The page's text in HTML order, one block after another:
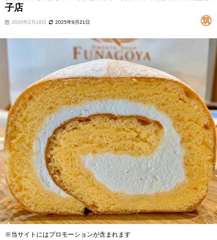
子店
2020年2月18日 2025年9月21日
※当サイトにはプロモーションが含まれます